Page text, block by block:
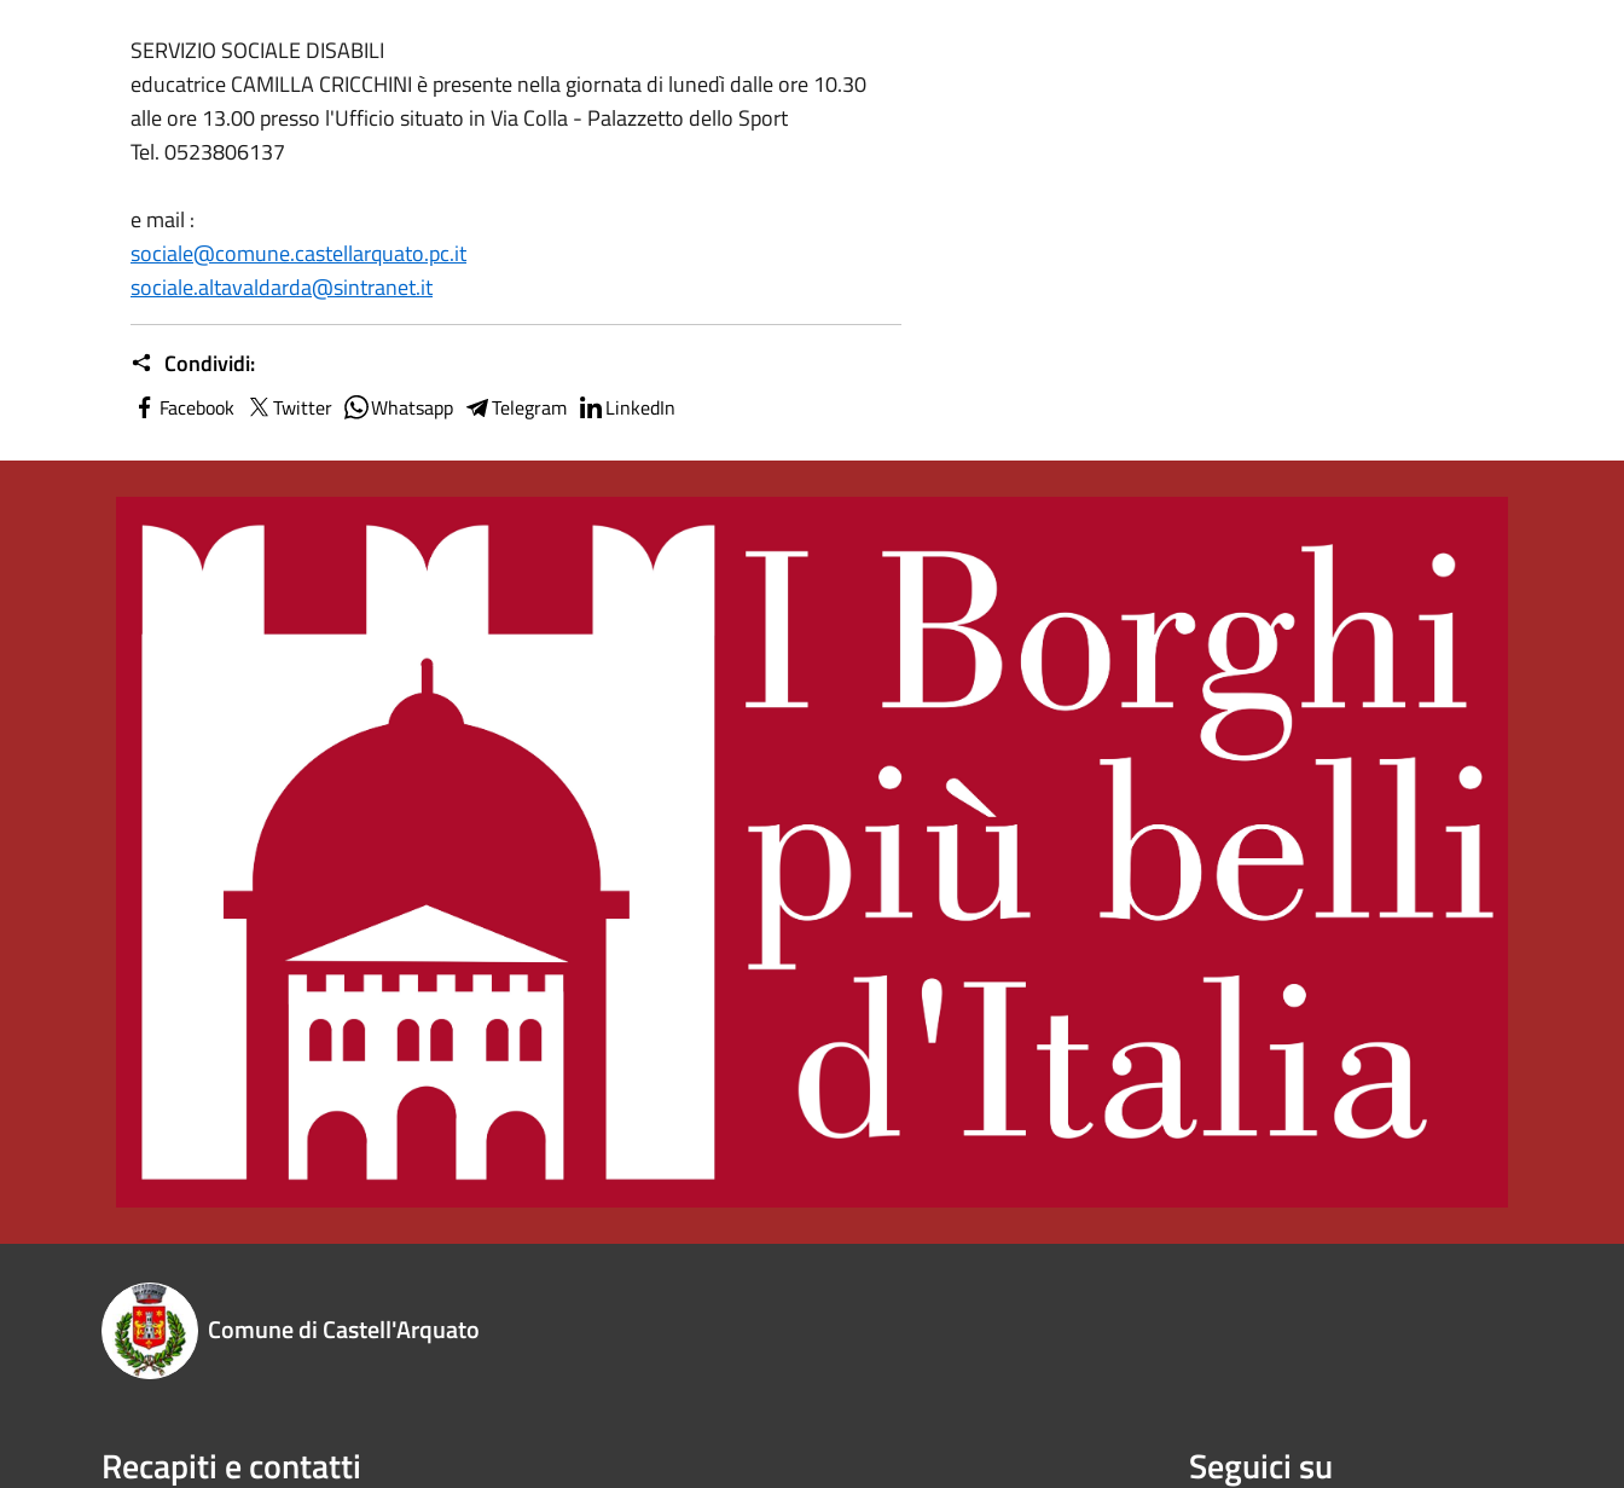
SERVIZIO SOCIALE DISABILI
educatrice CAMILLA CRICCHINI è presente nella giornata di lunedì dalle ore 10.30
alle ore 13.00 presso l'Ufficio situato in Via Colla - Palazzetto dello Sport
Tel. 0523806137
e mail :
sociale@comune.castellarquato.pc.it
sociale.altavaldarda@sintranet.it
Condividi:
Facebook Twitter Whatsapp Telegram LinkedIn
Comune di Castell'Arquato
Recapiti e contatti Seguici su